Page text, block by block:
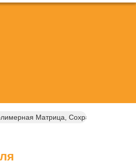
Матрица, Сохраняющая